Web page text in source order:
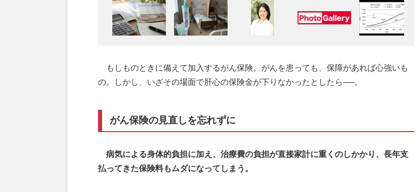
もしものときに備えて加入するがん保険。がんを患っても、保障があれば心強いも
の。しかし、いざその場面で肝心の保険金が下りなかったとしたら──。
がん保険の見直しを忘れずに
病気による身体的負担に加え、治療費の負担が直接家計に重くのしかかり、長年支
払ってきた保険料もムダになってしまう。